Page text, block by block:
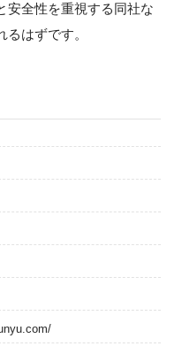
安全性を重視する同社な
はずです。